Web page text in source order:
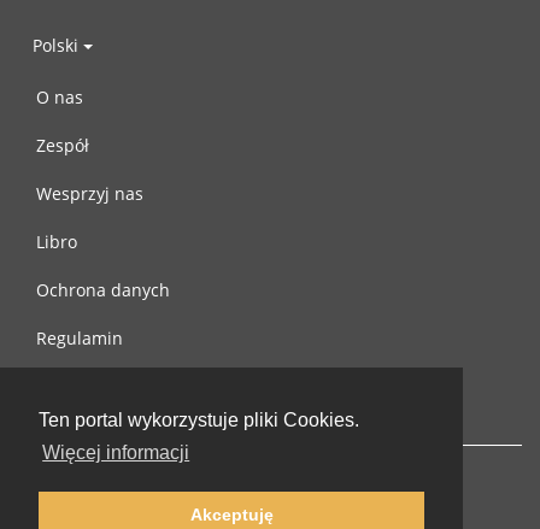
Ten portal wykorzystuje pliki Cookies.
Więcej informacji
Akceptuję
Polski
O nas
Zespół
Wesprzyj nas
Libro
Ochrona danych
Regulamin